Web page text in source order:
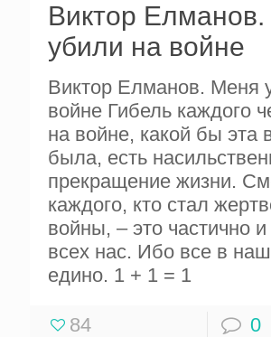
Виктор
убили на войне
Виктор Елманов. Меня
войне Гибель каждого
на войне, какой бы эта
была, есть
прекращение жизни.
каждого, кто стал
войны, – это частично и
всех нас. Ибо все в
едино. 1 + 1 = 1
84 0